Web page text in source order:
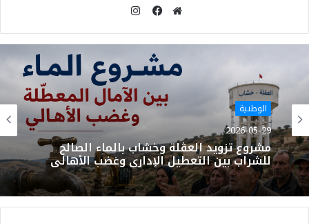
الويب
الوطنية
2026-05-29
مشروع تزويد العڨلة وخشاب بالماء الصالح
للشراب بين التعطيل الإداري وغضب الأهالي